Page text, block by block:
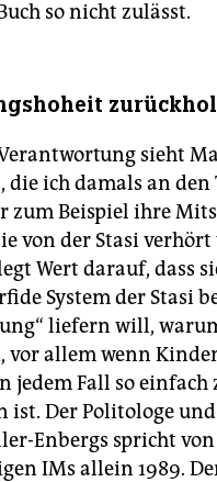
so nicht zulässt.
sieht
ich damals an den
zum Beispiel ihre
von der Stasi verhört
Wert darauf, dass
System der Stasi
liefern will,
vor allem wenn
jedem Fall so einfach
ist. Der Politologe
Enbergs spricht
IMs allein 1989.